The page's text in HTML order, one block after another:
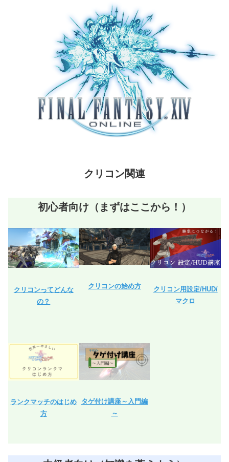
クリコン関連
初心者向け（まずはここから！）
クリコンってどんな
の？
クリコンの始め方
クリコン用設定/HUD/
マクロ
ランクマッチのはじめ
方
タゲ付け講座～入門編
～